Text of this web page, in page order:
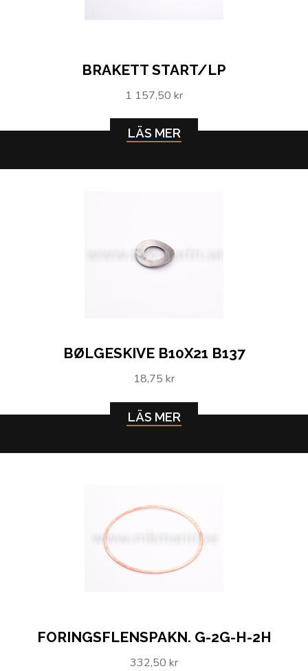
BRAKETT START/LP
1 157,50 kr
LÄS MER
BØLGESKIVE B10X21 B137
18,75 kr
LÄS MER
FORINGSFLENSPAKN. G-2G-H-2H
332,50 kr